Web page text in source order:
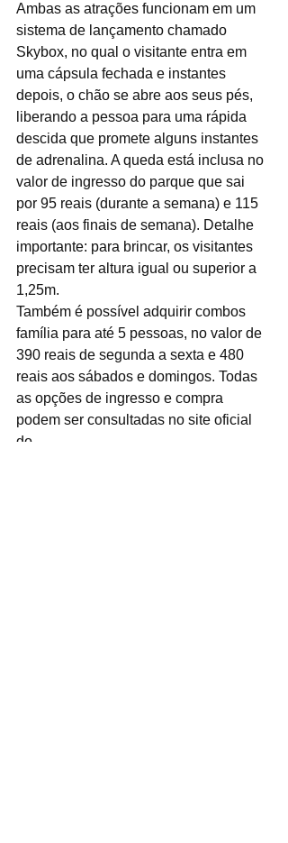
Ambas as atrações funcionam em um
sistema de lançamento chamado
Skybox, no qual o visitante entra em
uma cápsula fechada e instantes
depois, o chão se abre aos seus pés,
liberando a pessoa para uma rápida
descida que promete alguns instantes
de adrenalina. A queda está inclusa no
valor de ingresso do parque que sai
por 95 reais (durante a semana) e 115
reais (aos finais de semana). Detalhe
importante: para brincar, os visitantes
precisam ter altura igual ou superior a
1,25m.
Também é possível adquirir combos
família para até 5 pessoas, no valor de
390 reais de segunda a sexta e 480
reais aos sábados e domingos. Todas
as opções de ingresso e compra
podem ser consultadas no site oficial
do